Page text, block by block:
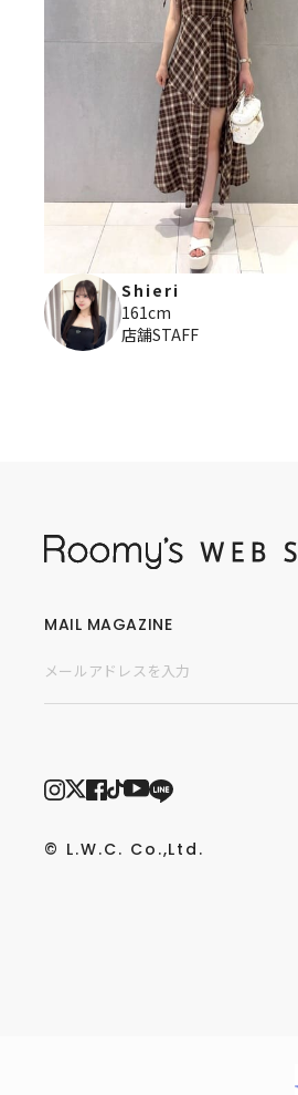
Shieri
161cm
店舗STAFF
MAIL MAGAZINE
© L.W.C. Co.,Ltd.